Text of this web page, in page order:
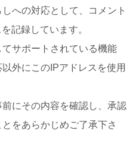
への対応として、コメント
記録しています。
サポートされている機能
外にこのIPアドレスを使用
にその内容を確認し、承認
をあらかじめご了承下さ